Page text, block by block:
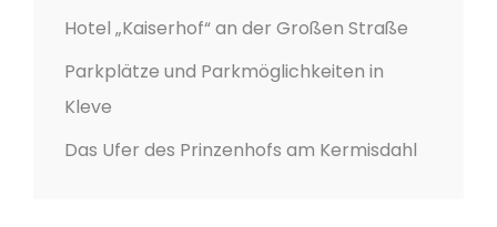
Hotel „Kaiserhof“ an der Großen Straße
Parkplätze und Parkmöglichkeiten in
Kleve
Das Ufer des Prinzenhofs am Kermisdahl